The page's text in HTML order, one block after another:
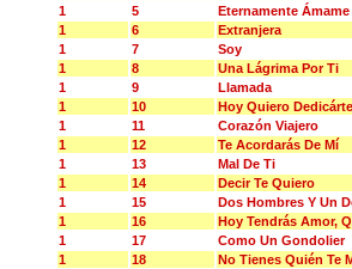
1
5
Eternamente Ámame
1
6
Extranjera
1
7
Soy
1
8
Una Lágrima Por Ti
1
9
Llamada
1
10
Hoy Quiero
1
11
Corazón Viajero
1
12
Te Acordarás De Mí
1
13
Mal De Ti
1
14
Decir Te Quiero
1
15
Dos Hombres Y Un
1
16
Hoy Tendrás Amor,
1
17
Como Un Gondolier
1
18
No Tienes Quién Te